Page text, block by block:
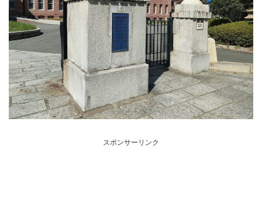
スポンサーリンク